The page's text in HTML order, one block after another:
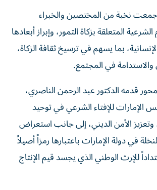
نخبة من المختصين والخبراء
المتعلقة بزكاة التمور، وإبراز أبعادها
بما يسهم في ترسيخ ثقافة الزكاة،
والاستدامة في المجتمع.
قدمه الدكتور عبد الرحمن الناصري،
الإمارات للإفتاء الشرعي في توحيد
وتعزيز الأمن الديني، إلى جانب استعراض
في دولة الإمارات باعتبارها رمزاً أصيلاً
للإرث الوطني الذي يجسد قيم الإنتاج